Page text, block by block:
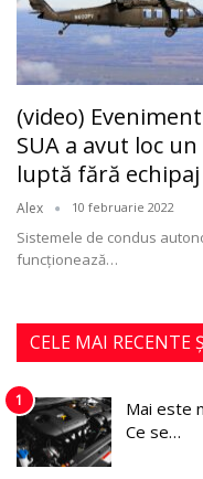
(video)
SUA a avut loc
luptă fără echipaj
Alex 10 februarie 2022
Sistemele de condus
funcţionează…
CELE MAI RECENTE
1
Mai este
Ce se…